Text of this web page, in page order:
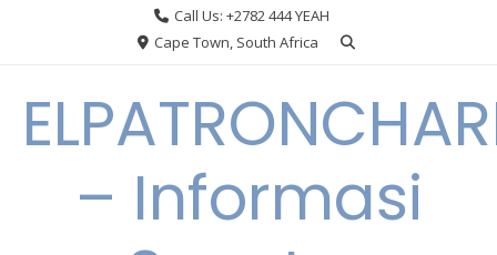
Call Us: +2782 444 YEAH
Cape Town, South Africa
– Informasi